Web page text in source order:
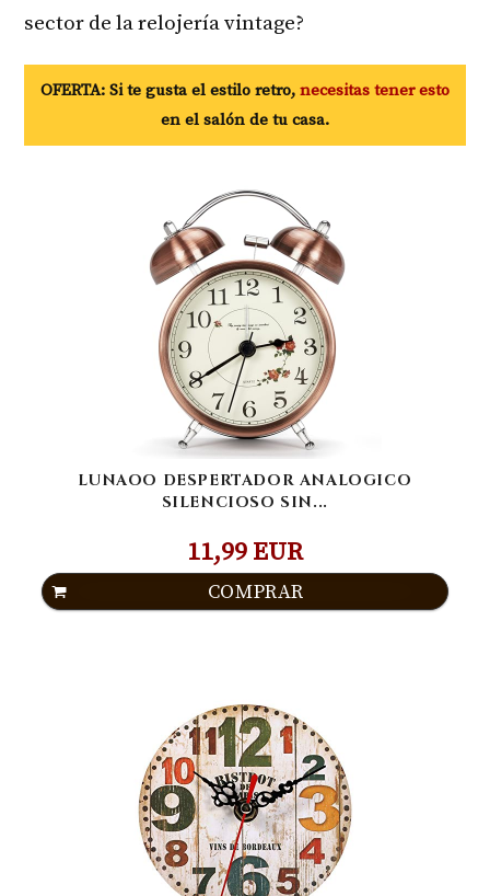
sector de la relojería vintage?
OFERTA: Si te gusta el estilo retro, necesitas tener esto
en el salón de tu casa.
LUNAOO DESPERTADOR ANALOGICO
SILENCIOSO SIN...
11,99 EUR
COMPRAR